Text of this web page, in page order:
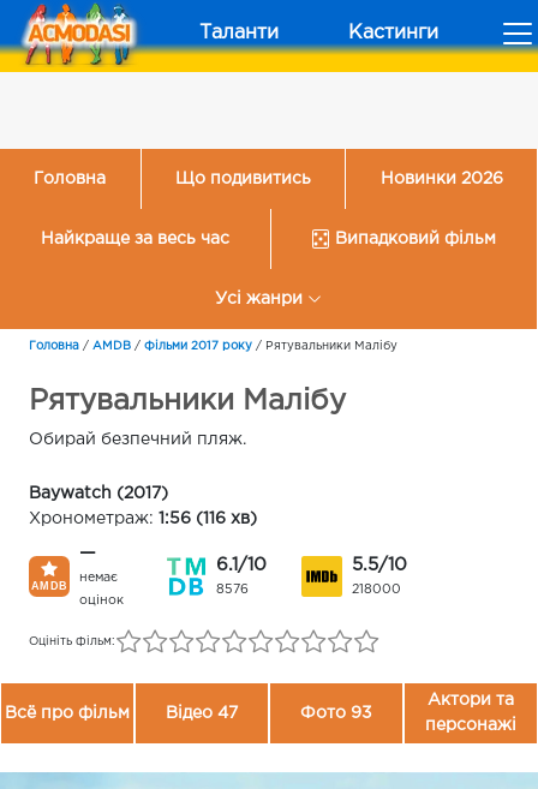
Таланти Кастинги
Головна Що подивитись Новинки 2026
Найкраще за весь час Випадковий фільм
Усі жанри
Головна / AMDB / Фільми 2017 року / Рятувальники Малібу
Рятувальники Малібу
Обирай безпечний пляж.
Baywatch (2017)
Хронометраж: 1:56 (116 хв)
—
немає
оцінок
6.1/10
8576
5.5/10
218000
Оцініть фільм:
Всё про фільм Відео 47 Фото 93
Актори та
персонажі